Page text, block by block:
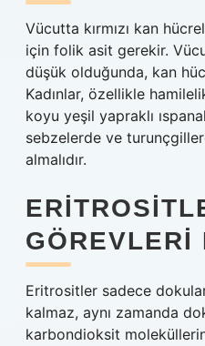
Vücutta kırmızı kan
için folik asit gerekir.
düşük olduğunda, kan
Kadınlar, özellikle
koyu yeşil yapraklı
sebzelerde ve
almalıdır.
GÖREVLERI
Eritrositler sadece
kalmaz, aynı zamanda
karbondioksit